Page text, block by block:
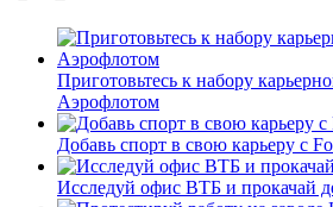
Приготовьтесь к набору
Аэрофлотом
Добавь спорт в свою карьеру с
Исследуй офис ВТБ и прокачай